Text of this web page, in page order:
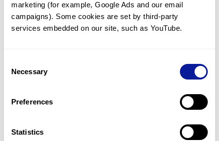
marketing (for example, Google Ads and our email
campaigns). Some cookies are set by third-party
services embedded on our site, such as YouTube.
Selection
Necessary
Preferences
Statistics